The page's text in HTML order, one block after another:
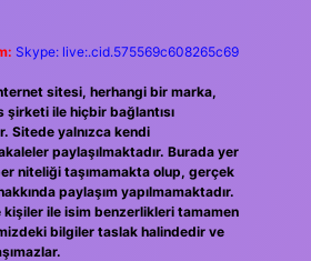
Skype: live:.cid.575569c608265c69
sitesi, herhangi bir marka,
şirketi ile hiçbir bağlantısı
Sitede yalnızca kendi
paylaşılmaktadır. Burada yer
niteliği taşımamakta olup, gerçek
paylaşım yapılmamaktadır.
kişiler ile isim benzerlikleri tamamen
bilgiler taslak halindedir ve